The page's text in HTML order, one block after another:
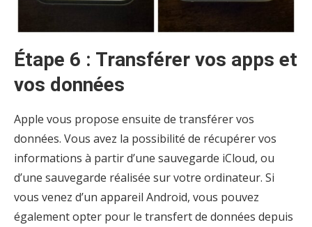
Étape 6 : Transférer vos apps et
vos données
Apple vous propose ensuite de transférer vos
données. Vous avez la possibilité de récupérer vos
informations à partir d’une sauvegarde iCloud, ou
d’une sauvegarde réalisée sur votre ordinateur. Si
vous venez d’un appareil Android, vous pouvez
également opter pour le transfert de données depuis